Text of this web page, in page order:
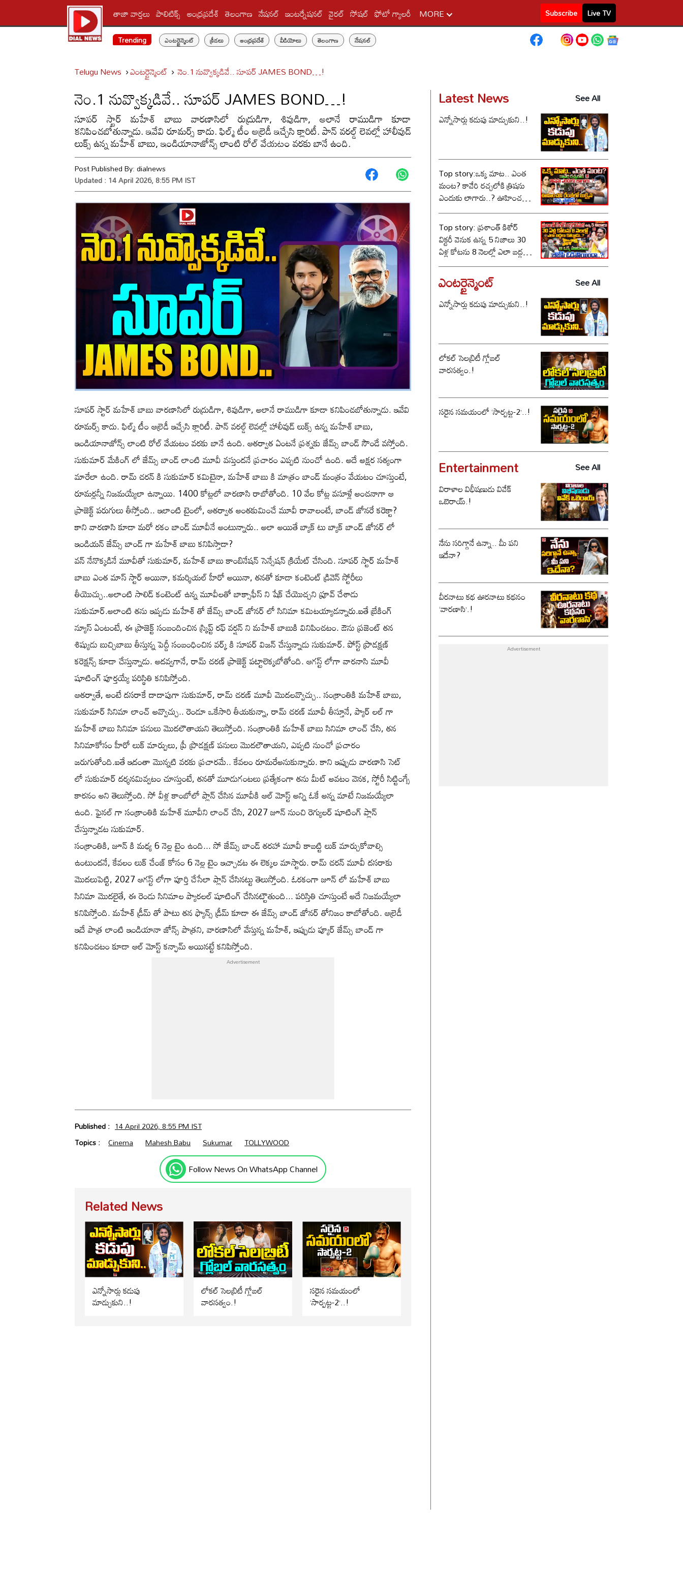
తాజా వార్తలు పాలిటిక్స్‌ ఆంధ్రప్రదేశ్ తెలంగాణ నేషనల్ ఇంటర్నేషనల్ వైరల్ సోషల్ ఫోటో గ్యాలరీ MORE Subscribe
Live TV
Trending
ఎంటర్టైన్మెంట్ క్రీడలు ఆంధ్రప్రదేశ్ వీడియోలు తెలంగాణ నేషనల్
Telugu News ఎంటర్టైన్మెంట్ నెం.1 నువ్వొక్కడివే.. సూపర్ JAMES BOND…!
నెం.1 నువ్వొక్కడివే.. సూపర్ JAMES BOND…!
సూపర్ స్టార్ మహేశ్ బాబు వారణాసిలో రుద్రుడిగా, శివుడిగా, అలానే రాముడిగా కూడా
కనిపించబోతున్నాడు. ఇవేవి రూమర్స్ కాదు. ఫిల్మ్ టీం ఆల్రెడీ ఇచ్చేసి క్లారిటీ. పాన్ వరల్డ్ లెవల్లో హాలీవుడ్
లుక్స్ ఉన్న మహేశ్ బాబు, ఇండియానాజోన్స్ లాంటి రోల్ వేయటం వరకు బానే ఉంది.
Post Published By:dialnews
Updated : 14 April 2026, 8:55 PM IST
సూపర్ స్టార్ మహేశ్ బాబు వారణాసిలో రుద్రుడిగా, శివుడిగా, అలానే రాముడిగా కూడా కనిపించబోతున్నాడు. ఇవేవి
రూమర్స్ కాదు. ఫిల్మ్ టీం ఆల్రెడీ ఇచ్చేసి క్లారిటీ. పాన్ వరల్డ్ లెవల్లో హాలీవుడ్ లుక్స్ ఉన్న మహేశ్ బాబు,
ఇండియానాజోన్స్ లాంటి రోల్ వేయటం వరకు బానే ఉంది. ఆతర్వాత ఏంటనే ప్రశ్నకు జేమ్స్ బాండ్ సౌండే వస్తోంది.
సుకుమార్ మేకింగ్ లో జేమ్స్ బాండ్ లాంటి మూవీ వస్తుందనే ప్రచారం ఎప్పటి నుంచో ఉంది. అదే అక్షర సత్యంగా
మారేలా ఉంది. రామ్ చరన్ కి సుకుమార్ కమిటైనా, మహేశ్ బాబు కి మాత్రం బాండ్ మంత్రం వేయటం చూస్తుంటే,
రూమర్లన్నీ నిజమయ్యేలా ఉన్నాయి. 1400 కోట్లలో వారణాసి రాబోతోంది. 10 వేల కోట్ల వసూళ్లే అంచనాగా ఆ
ప్రాజెక్ట్ పరుగులు తీస్తోంది.. ఇలాంటి టైంలో, ఆతర్వాత అంతకుమించే మూవీ రావాలంటే, బాండ్ జోనరే కరెక్టా?
కాని వారణాసి కూడా మరో రకం బాండ్ మూవీనే అంటున్నారు.. అలా అయితే బ్యాక్ టు బ్యాక్ బాండ్ జోనర్ లో
ఇండియన్ జేమ్స్ బాండ్ గా మహేశ్ బాబు కనిపిస్తాడా?
వన్ నేనొక్కడినే మూవీతో సుకుమార్, మహేశ్ బాబు కాంబినేషన్ సెన్సేషన్ క్రియేట్ చేసింది. సూపర్ స్టార్ మహేశ్
బాబు ఎంత మాస్ స్టార్ అయినా, కమర్శియల్ హీరో అయినా, తనతో కూడా కంటెంట్ డ్రివెన్ స్టోరీలు
తీయొచ్చు..అలాంటి సాలిడ్ కంటెంట్ ఉన్న మూవీలతో బాక్సాఫీస్ ని షేక్ చేయొచ్చని ప్రూవ్ చేశాడు
సుకుమార్.అలాంటి తను ఇప్పడు మహేశ్ తో జేమ్స్ బాండ్ జోనర్ లో సినిమా కమిటయ్యాడన్నారు.ఐతే బ్రేకింగ్
న్యూస్ ఏంటంటే, ఈ ప్రాజెక్ట్ సంబందించిన స్క్రిప్ట్ రఫ్ వర్షన్ ని మహేశ్ బాబుకి వినిపించటం. ఔను ప్రజెంట్ తన
శిష్యుడు బుచ్చిబాబు తీస్తున్న పెద్దీ సంబంధించిన వర్క్ కి సూపర్ విజన్ చేస్తున్నాడు సుకుమార్. పోస్ట్ ప్రొడక్షణ్
కరెక్షన్స్ కూడా చేస్తున్నాడు. అదవ్వగానే, రామ్ చరణ్ ప్రాజెక్ట్ పట్టాలెక్కబోతోంది. ఆగస్ట్ లోగా వారనాసి మూవీ
షూటింగ్ పూర్తయ్యే పరిస్థితి కనిపిస్తోంది.
ఆతర్వాతే, అంటే దసరాకే దాదాపుగా సుకుమార్, రామ్ చరణ్ మూవీ మొదలవ్వొచ్చు.. సంక్రాంతికి మహేశ్ బాబు,
సుకుమార్ సినిమా లాంచ్ అవ్వొచ్చు.. రెండూ ఒకేసారి తీయకున్నా, రామ్ చరణ్ మూవీ తీస్తూనే, ప్యార్ లల్ గా
మహేశ్ బాబు సినిమా పనులు మొదలౌతాయని తెలుస్తోంది. సంక్రాంతికి మహేశ్ బాబు సినిమా లాంచ్ చేసి, తన
సినిమాకోసం హీరో లుక్ మార్పులు, ప్రీ ప్రొడక్షణ్ పనులు మొదలౌతాయని, ఎప్పటి నుంచో ప్రచారం
జరుగుతోంది.ఐతే ఇదంతా మొన్నటి వరకు ప్రచారమే.. కేవలం రూమరేఅనుకున్నారు. కాని ఇప్పుడు వారణాసి సెట్
లో సుకుమార్ దర్శనమివ్వటం చూస్తుంటే, తనతో మూడుగంటలు ప్రత్యేకంగా తను మీట్ అవటం వెనక, స్టోరీ సిట్టింగ్సే
కారనం అని తెలుస్తోంది. సో వీళ్ల కాంబోలో ప్లాన్ చేసిన మూవీకి ఆల్ మోస్ట్ అన్ని ఓకే అన్న మాటే నిజమయ్యేలా
ఉంది. ఫైనల్ గా సంక్రాంతికి మహేశ్ మూవీని లాంచ్ చేసి, 2027 జూన్ నుంచి రెగ్యులర్ షూటింగ్ ప్లాన్
చేస్తున్నాడట సుకుమార్.
సంక్రాంతికి, జూన్ కి మధ్య 6 నెల్ల టైం ఉంది... సో జేమ్స్ బాండ్ తరహా మూవీ కాబట్టి లుక్ మార్చుకోవాల్సి
ఉంటుందనే, కేవలం లుక్ చేంజ్ కోసం 6 నెల్ల టైం ఇచ్చాడట ఈ లెక్కల మాస్టారు. రామ్ చరన్ మూవీ దసరాకు
మొదలుపెట్టి, 2027 ఆగస్ట్ లోగా పూర్తి చేసేలా ప్లాన్ చేసినట్టు తెలుస్తోంది. ఓరకంగా జూన్ లో మహేశ్ బాబు
సినిమా మొదలైతే, ఈ రెండు సినిమాల ప్యారలల్ షూటింగ్ చేసినట్టౌతుంది... పరిస్తితి చూస్తుంటే అదే నిజమయ్యేలా
కనిపిస్తోంది. మహేశ్ డ్రీమ్ తో పాటు తన ఫ్యాన్స్ డ్రీమ్ కూడా ఈ జేమ్స్ బాండ్ జోనర్ తోనిజం కాబోతోంది. ఆల్రెడీ
ఇదే పాత్ర లాంటి ఇండియానా జోన్స్ పాత్రని, వారణాసిలో వేస్తున్న మహేశ్, ఇప్పుడు ప్యూర్ జేమ్స్ బాండ్ గా
కనిపించటం కూడా ఆల్ మోస్ట్ కన్ఫామ్ అయినట్టే కనిపిస్తోంది.
Published : 14 April 2026, 8:55 PM IST
Topics : Cinema Mahesh Babu Sukumar TOLLYWOOD
Follow News On WhatsApp Channel
Related News
ఎన్నోసార్లు కడుపు
మాడ్చుకుని..!
లోకల్ సెలబ్రిటీ గ్లోబల్
వారసత్వం.!
సరైన సమయంలో
‘సార్పట్ట-2’..!
Latest News
See All
ఎన్నోసార్లు కడుపు మాడ్చుకుని..!
Top story:ఒక్క మాట.. ఎంత
మంట? కావేరి రచ్చలోకి త్రిషను
ఎందుకు లాగారు..? ఊహించని
రేంజ్ లో బుక్కైన చిన్న స్టాలిన్..!
Top story: ప్రశాంత్ కిశోర్
విక్టరీ వెనుక ఉన్న 5 నిజాలు 30
ఏళ్ల కోటను 8 నెలల్లో ఎలా బద్దలు
కొట్టాడు..? ఆ ఒక్క మాటతోనే
బీజేపీ ఓడిపోయిందా..?
ఎంటర్టైన్మెంట్
See All
ఎన్నోసార్లు కడుపు మాడ్చుకుని..!
లోకల్ సెలబ్రిటీ గ్లోబల్
వారసత్వం.!
సరైన సమయంలో ‘సార్పట్ట-2’..!
Entertainment
See All
విరాళాల విభీషణుడు వివేక్
ఒబెరాయ్.!
నేను సరిగ్గానే ఉన్నా.. మీ పని
ఇదేనా?
వీరనాటు కథ ఊరనాటు కథనం
‘వారణాసి’.!